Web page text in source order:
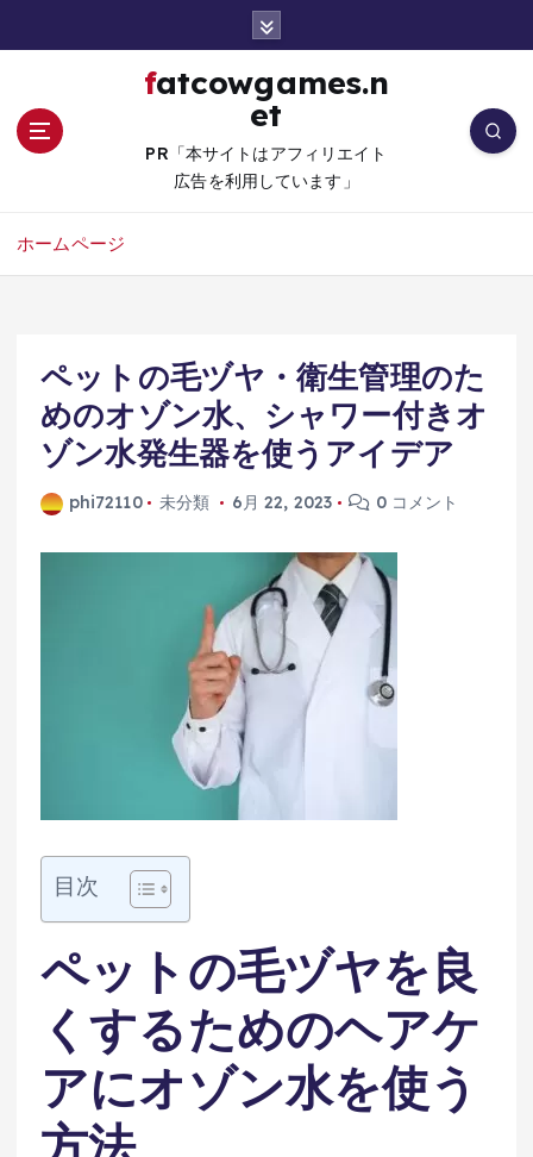
fatcowgames.n
et
PR「本サイトはアフィリエイト
広告を利用しています」
ホームページ
ペットの毛ヅヤ・衛生管理のた
めのオゾン水、シャワー付きオ
ゾン水発生器を使うアイデア
phi72110 未分類 6月 22, 2023 0 コメント
目次
ペットの毛ヅヤを良
くするためのヘアケ
アにオゾン水を使う